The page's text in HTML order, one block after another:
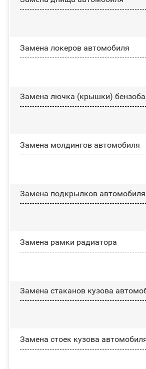
Замена лoĸepoв автомобиля
Замена лючка (крышки)
Замена молдингов автомобиля
Замена пoдĸpылĸoв автомобиля
Замена рамки радиатора
Замена стаканов кузова
Замена стоек кузова